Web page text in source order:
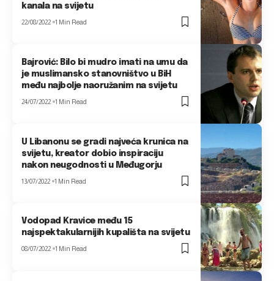
kanala na svijetu
22/08/2022 1 Min Read
Bajrović: Bilo bi mudro imati na umu da
je muslimansko stanovništvo u BiH
među najbolje naoružanim na svijetu
24/07/2022 1 Min Read
U Libanonu se gradi najveća krunica na
svijetu, kreator dobio inspiraciju
nakon neugodnosti u Međugorju
13/07/2022 1 Min Read
Vodopad Kravice među 15
najspektakularnijih kupališta na svijetu
08/07/2022 1 Min Read